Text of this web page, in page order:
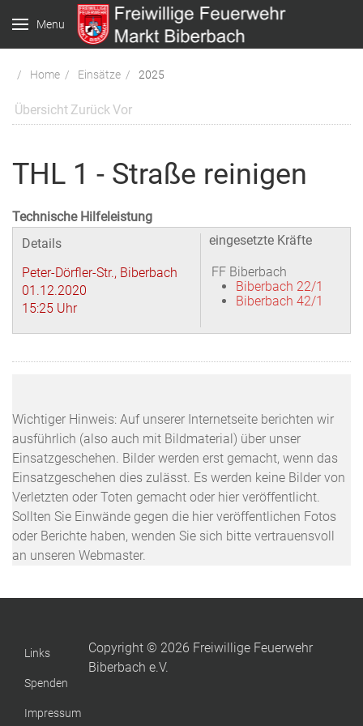
Menu
Home Einsätze 2025
Übersicht ZurückVor
THL 1 - Straße reinigen
Technische Hilfeleistung
Details
Peter-Dörfler-Str., Biberbach
01.12.2020
15:25 Uhr
eingesetzte Kräfte
FF Biberbach
Biberbach 22/1
Biberbach 42/1
Wichtiger Hinweis: Auf unserer Internetseite berichten wir
ausführlich (also auch mit Bildmaterial) über unser
Einsatzgeschehen. Bilder werden erst gemacht, wenn das
Einsatzgeschehen dies zulässt. Es werden keine Bilder von
Verletzten oder Toten gemacht oder hier veröffentlicht.
Sollten Sie Einwände gegen die hier veröffentlichen Fotos
oder Berichte haben, wenden Sie sich bitte vertrauensvoll
an unseren Webmaster.
Links
Spenden
Impressum
Copyright © 2026 Freiwillige Feuerwehr
Biberbach e.V.